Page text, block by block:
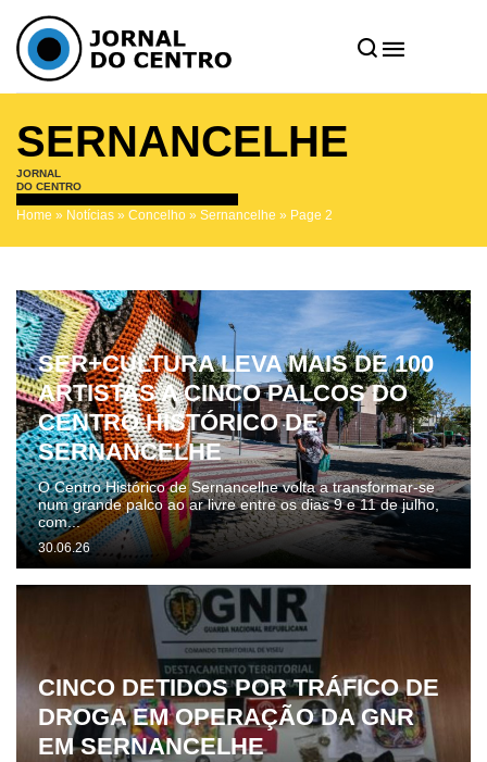
SERNANCELHE
JORNAL
DO CENTRO
Home » Notícias » Concelho » Sernancelhe » Page 2
SER+CULTURA LEVA MAIS DE 100
ARTISTAS A CINCO PALCOS DO
CENTRO HISTÓRICO DE
SERNANCELHE
30.06.26
O Centro Histórico de Sernancelhe volta a transformar-se
num grande palco ao ar livre entre os dias 9 e 11 de julho,
com...
CINCO DETIDOS POR TRÁFICO DE
DROGA EM OPERAÇÃO DA GNR
EM SERNANCELHE